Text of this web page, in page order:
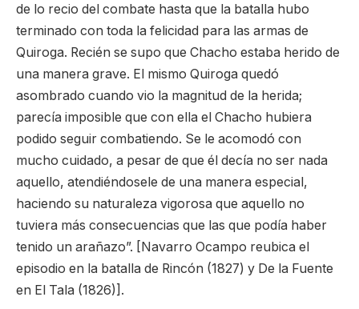
de lo recio del combate hasta que la batalla hubo
terminado con toda la felicidad para las armas de
Quiroga. Recién se supo que Chacho estaba herido de
una manera grave. El mismo Quiroga quedó
asombrado cuando vio la magnitud de la herida;
parecía imposible que con ella el Chacho hubiera
podido seguir combatiendo. Se le acomodó con
mucho cuidado, a pesar de que él decía no ser nada
aquello, atendiéndosele de una manera especial,
haciendo su naturaleza vigorosa que aquello no
tuviera más consecuencias que las que podía haber
tenido un arañazo”. [Navarro Ocampo reubica el
episodio en la batalla de Rincón (1827) y De la Fuente
en El Tala (1826)].